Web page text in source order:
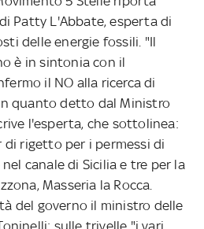
Patty L'Abbate, esperta di
delle energie fossili. "Il
è in sintonia con il
il NO alla ricerca di
quanto detto dal Ministro
l'esperta, che sottolinea:
rigetto per i permessi di
canale di Sicilia e tre per la
Masseria la Rocca.
del governo il ministro delle
sulle trivelle "i vari